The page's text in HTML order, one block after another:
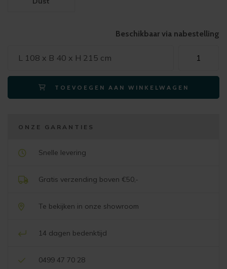
Beschikbaar via nabestelling
L 108 x B 40 x H 215 cm
MEGGY
opbergkast
links
108
TOEVOEGEN AAN WINKELWAGEN
ONZE GARANTIES
Snelle levering
Gratis verzending boven €50,-
Te bekijken in onze showroom
14 dagen bedenktijd
0499 47 70 28